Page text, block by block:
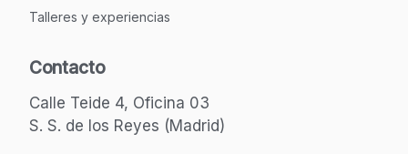
Talleres y experiencias
Contacto
Calle Teide 4, Oficina 03
S. S. de los Reyes (Madrid)